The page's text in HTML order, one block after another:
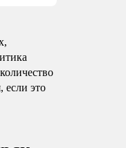
если это